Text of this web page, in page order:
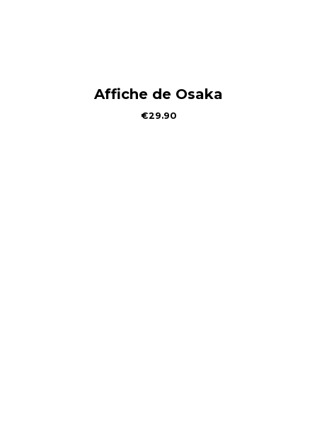
Affiche de Osaka
€29.90